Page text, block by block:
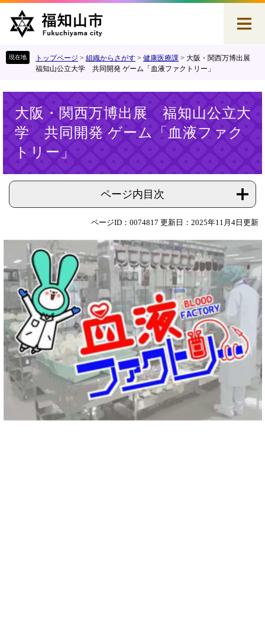
す
し
トップページ > 組織からさがす > 健康医療課 > 大阪・関西万博出展
福知山公立大学 共同開発 ゲーム「血液ファクトリー」
大阪・関西万博出展 福知山公立大
学 共同開発 ゲーム「血液ファク
トリー」
ページ内目次
ページID：0074817 更新日：2025年11月4日更新